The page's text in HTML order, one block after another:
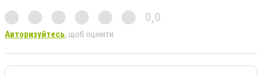
0,0
Авторизуйтесь, щоб оцінити